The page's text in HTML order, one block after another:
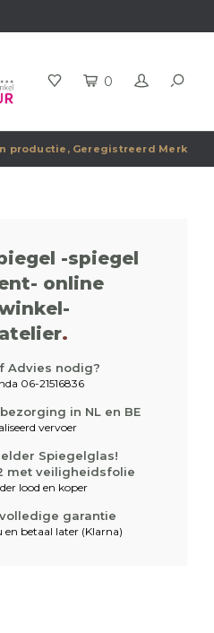
0
productie, Geregistreerd Merk
-spiegel
online
.
Advies nodig?
06-21516836
in NL en BE
vervoer
Spiegelglas!
met veiligheidsfolie
lood en koper
garantie
en betaal later (Klarna)